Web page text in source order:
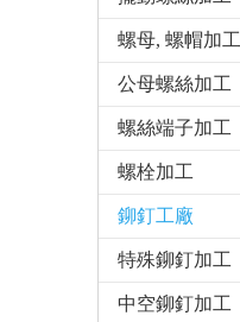
螺母, 螺帽加工
公母螺絲加工
螺絲端子加工
螺栓加工
鉚釘工廠
特殊鉚釘加工
中空鉚釘加工